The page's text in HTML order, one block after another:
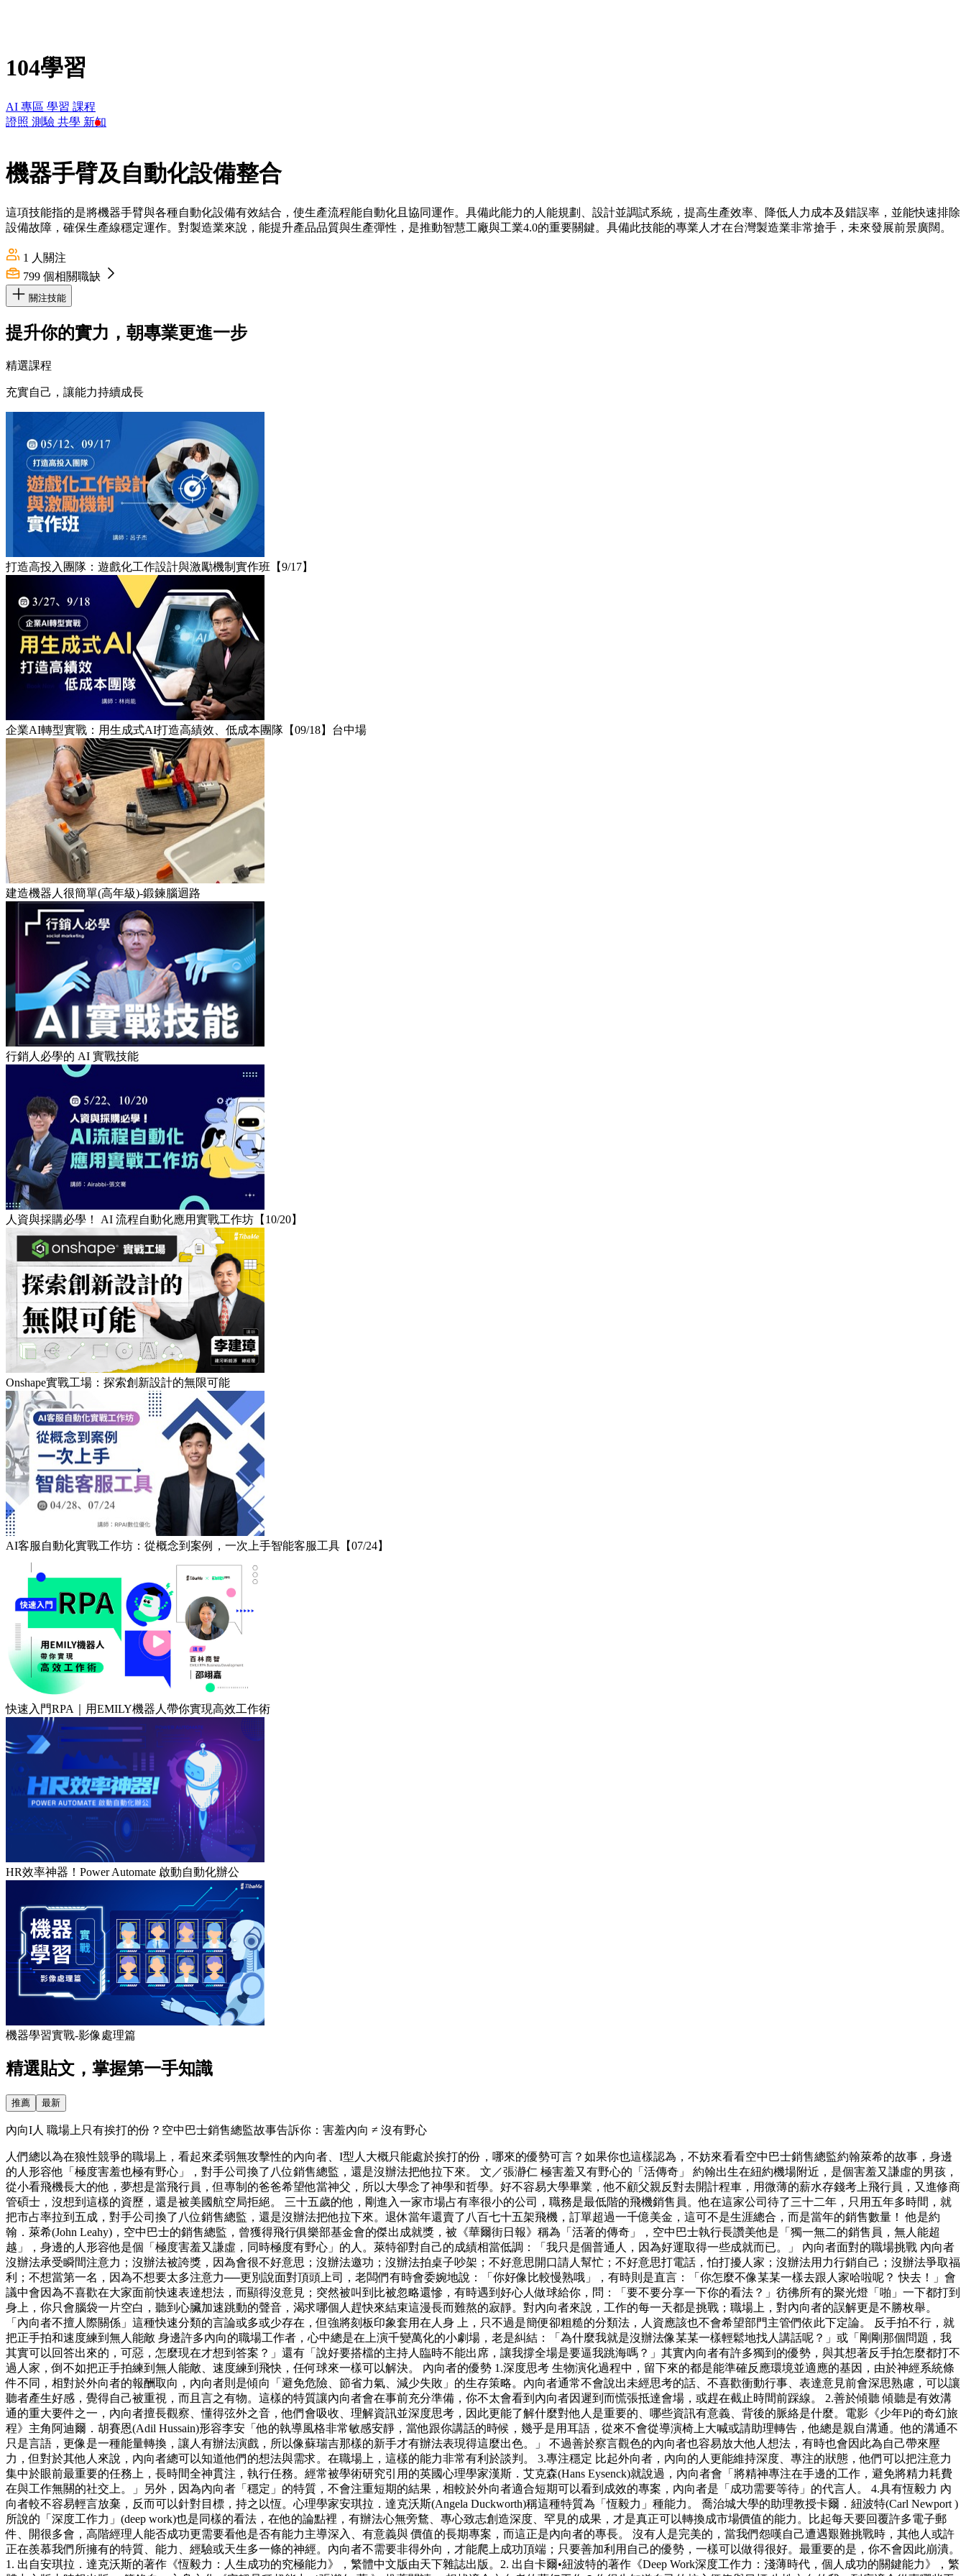
104學習
AI 專區 學習 課程
證照 測驗 共學 新知
機器手臂及自動化設備整合
這項技能指的是將機器手臂與各種自動化設備有效結合，使生產流程能自動化且協同運作。具備此能力的人能規劃、設計並調試系統，提高生產效率、降低人力成本及錯誤率，並能快速排除
設備故障，確保生產線穩定運作。對製造業來說，能提升產品品質與生產彈性，是推動智慧工廠與工業4.0的重要關鍵。具備此技能的專業人才在台灣製造業非常搶手，未來發展前景廣闊。
1 人關注
799 個相關職缺
關注技能
提升你的實力，朝專業更進一步
精選課程
充實自己，讓能力持續成長
打造高投入團隊：遊戲化工作設計與激勵機制實作班【9/17】
企業AI轉型實戰：用生成式AI打造高績效、低成本團隊【09/18】台中場
建造機器人很簡單(高年級)-鍛鍊腦迴路
行銷人必學的 AI 實戰技能
人資與採購必學！ AI 流程自動化應用實戰工作坊【10/20】
Onshape實戰工場：探索創新設計的無限可能
AI客服自動化實戰工作坊：從概念到案例，一次上手智能客服工具【07/24】
快速入門RPA｜用EMILY機器人帶你實現高效工作術
HR效率神器！Power Automate 啟動自動化辦公
機器學習實戰-影像處理篇
精選貼文，掌握第一手知識
推薦 最新
內向I人 職場上只有挨打的份？空中巴士銷售總監故事告訴你：害羞內向 ≠ 沒有野心
人們總以為在狼性競爭的職場上，看起來柔弱無攻擊性的內向者、I型人大概只能處於挨打的份，哪來的優勢可言？如果你也這樣認為，不妨來看看空中巴士銷售總監約翰萊希的故事，身邊
的人形容他「極度害羞也極有野心」，對手公司換了八位銷售總監，還是沒辦法把他拉下來。 文／張瀞仁 極害羞又有野心的「活傳奇」 約翰出生在紐約機場附近，是個害羞又謙虛的男孩，
從小看飛機長大的他，夢想是當飛行員，但專制的爸爸希望他當神父，所以大學念了神學和哲學。好不容易大學畢業，他不顧父親反對去開計程車，用微薄的薪水存錢考上飛行員，又進修商
管碩士，沒想到這樣的資歷，還是被美國航空局拒絕。 三十五歲的他，剛進入一家市場占有率很小的公司，職務是最低階的飛機銷售員。他在這家公司待了三十二年，只用五年多時間，就
把市占率拉到五成，對手公司換了八位銷售總監，還是沒辦法把他拉下來。退休當年還賣了八百七十五架飛機，訂單超過一千億美金，這可不是生涯總合，而是當年的銷售數量！ 他是約
翰．萊希(John Leahy)，空中巴士的銷售總監，曾獲得飛行俱樂部基金會的傑出成就獎，被《華爾街日報》稱為「活著的傳奇」，空中巴士執行長讚美他是「獨一無二的銷售員，無人能超
越」，身邊的人形容他是個「極度害羞又謙虛，同時極度有野心」的人。萊特卻對自己的成績相當低調：「我只是個普通人，因為好運取得一些成就而已。」 內向者面對的職場挑戰 內向者
沒辦法承受瞬間注意力；沒辦法被誇獎，因為會很不好意思；沒辦法邀功；沒辦法拍桌子吵架；不好意思開口請人幫忙；不好意思打電話，怕打擾人家；沒辦法用力行銷自己；沒辦法爭取福
利；不想當第一名，因為不想要太多注意力──更別說面對頂頭上司，老闆們有時會委婉地說：「你好像比較慢熟哦」，有時則是直言：「你怎麼不像某某一樣去跟人家哈啦呢？ 快去！」會
議中會因為不喜歡在大家面前快速表達想法，而顯得沒意見；突然被叫到比被忽略還慘，有時遇到好心人做球給你，問：「要不要分享一下你的看法？」彷彿所有的聚光燈「啪」一下都打到
身上，你只會腦袋一片空白，聽到心臟加速跳動的聲音，渴求哪個人趕快來結束這漫長而難熬的寂靜。對內向者來說，工作的每一天都是挑戰；職場上，對內向者的誤解更是不勝枚舉。
「內向者不擅人際關係」這種快速分類的言論或多或少存在，但強將刻板印象套用在人身 上，只不過是簡便卻粗糙的分類法，人資應該也不會希望部門主管們依此下定論。 反手拍不行，就
把正手拍和速度練到無人能敵 身邊許多內向的職場工作者，心中總是在上演千變萬化的小劇場，老是糾結：「為什麼我就是沒辦法像某某一樣輕鬆地找人講話呢？」或「剛剛那個問題，我
其實可以回答出來的，可惡，怎麼現在才想到答案？」還有「說好要搭檔的主持人臨時不能出席，讓我撐全場是要逼我跳海嗎？」其實內向者有許多獨到的優勢，與其想著反手拍怎麼都打不
過人家，倒不如把正手拍練到無人能敵、速度練到飛快，任何球來一樣可以解決。 內向者的優勢 1.深度思考 生物演化過程中，留下來的都是能準確反應環境並適應的基因，由於神經系統條
件不同，相對於外向者的報酬取向，內向者則是傾向「避免危險、節省力氣、減少失敗」的生存策略。內向者通常不會說出未經思考的話、不喜歡衝動行事、表達意見前會深思熟慮，可以讓
聽者產生好感，覺得自己被重視，而且言之有物。這樣的特質讓內向者會在事前充分準備，你不太會看到內向者因遲到而慌張抵達會場，或趕在截止時間前踩線。 2.善於傾聽 傾聽是有效溝
通的重大要件之一，內向者擅長觀察、懂得弦外之音，他們會吸收、理解資訊並深度思考，因此更能了解什麼對他人是重要的、哪些資訊有意義、背後的脈絡是什麼。電影《少年Pi的奇幻旅
程》主角阿迪爾．胡賽恩(Adil Hussain)形容李安「他的執導風格非常敏感安靜，當他跟你講話的時候，幾乎是用耳語，從來不會從導演椅上大喊或請助理轉告，他總是親自溝通。他的溝通不
只是言語，更像是一種能量轉換，讓人有辦法演戲，所以像蘇瑞吉那樣的新手才有辦法表現得這麼出色。」 不過善於察言觀色的內向者也容易放大他人想法，有時也會因此為自己帶來壓
力，但對於其他人來說，內向者總可以知道他們的想法與需求。在職場上，這樣的能力非常有利於談判。 3.專注穩定 比起外向者，內向的人更能維持深度、專注的狀態，他們可以把注意力
集中於眼前最重要的任務上，長時間全神貫注，執行任務。經常被學術研究引用的英國心理學家漢斯．艾克森(Hans Eysenck)就說過，內向者會「將精神專注在手邊的工作，避免將精力耗費
在與工作無關的社交上。」另外，因為內向者「穩定」的特質，不會注重短期的結果，相較於外向者適合短期可以看到成效的專案，內向者是「成功需要等待」的代言人。 4.具有恆毅力 內
向者較不容易輕言放棄，反而可以針對目標，持之以恆。心理學家安琪拉．達克沃斯(Angela Duckworth)稱這種特質為「恆毅力」種能力。 喬治城大學的助理教授卡爾．紐波特(Carl Newport )
所說的「深度工作力」(deep work)也是同樣的看法，在他的論點裡，有辦法心無旁鶩、專心致志創造深度、罕見的成果，才是真正可以轉換成市場價值的能力。比起每天要回覆許多電子郵
件、開很多會，高階經理人能否成功更需要看他是否有能力主導深入、有意義與 價值的長期專案，而這正是內向者的專長。 沒有人是完美的，當我們怨嘆自己遭遇艱難挑戰時，其他人或許
正在羨慕我們所擁有的特質、能力、經驗或天生多一條的神經。內向者不需要非得外向，才能爬上成功頂端；只要善加利用自己的優勢，一樣可以做得很好。最重要的是，你不會因此崩潰。
1. 出自安琪拉．達克沃斯的著作《恆毅力：人生成功的究極能力》，繁體中文版由天下雜誌出版。2. 出自卡爾•紐波特的著作《Deep Work深度工作力：淺薄時代，個人成功的關鍵能力》，繁